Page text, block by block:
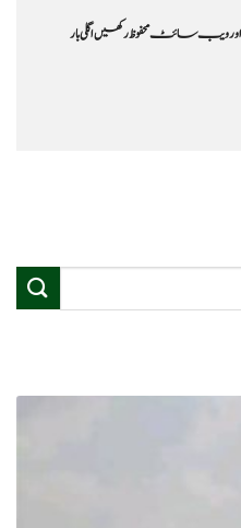
ویب سائٹ محفوظ رکھیں اگلی بار